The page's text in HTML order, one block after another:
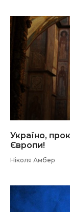
Україно,
Європи!
Ніколя Амбер